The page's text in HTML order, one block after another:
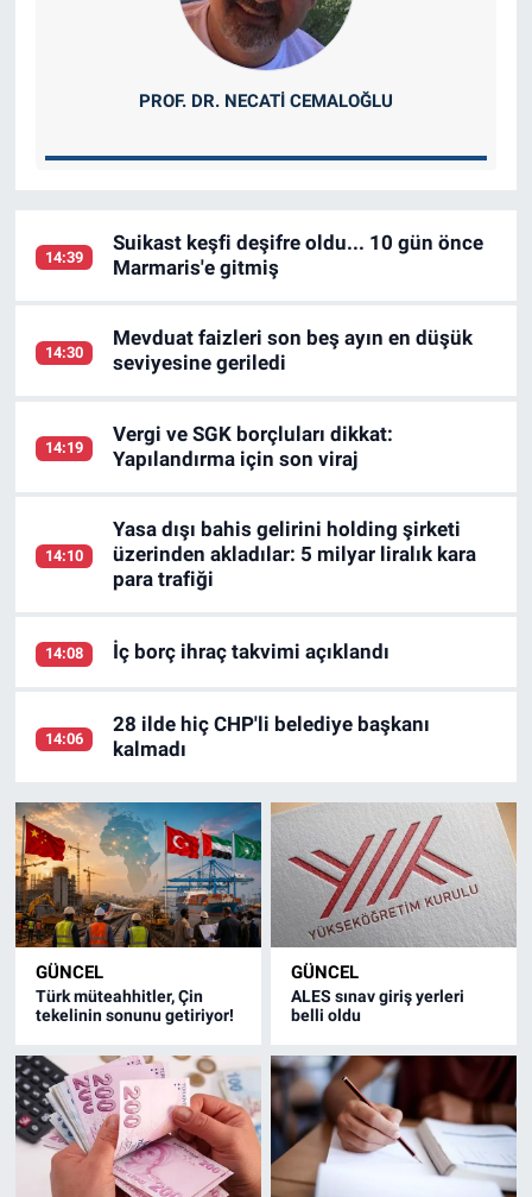
PROF. DR. NECATI CEMALOĞLU
14:39
Suikast keşfi deşifre oldu... 10 gün önce
Marmaris'e gitmiş
14:30
Mevduat faizleri son beş ayın en düşük
seviyesine geriledi
14:19
Vergi ve SGK borçluları dikkat:
Yapılandırma için son viraj
14:10
Yasa dışı bahis gelirini holding şirketi
üzerinden akladılar: 5 milyar liralık kara
para trafiği
14:08 İç borç ihraç takvimi açıklandı
14:06
28 ilde hiç CHP'li belediye başkanı
kalmadı
GÜNCEL
Türk müteahhitler, Çin
tekelinin sonunu getiriyor!
GÜNCEL
ALES sınav giriş yerleri
belli oldu